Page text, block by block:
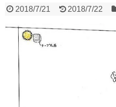
2018/7/21 2018/7/22